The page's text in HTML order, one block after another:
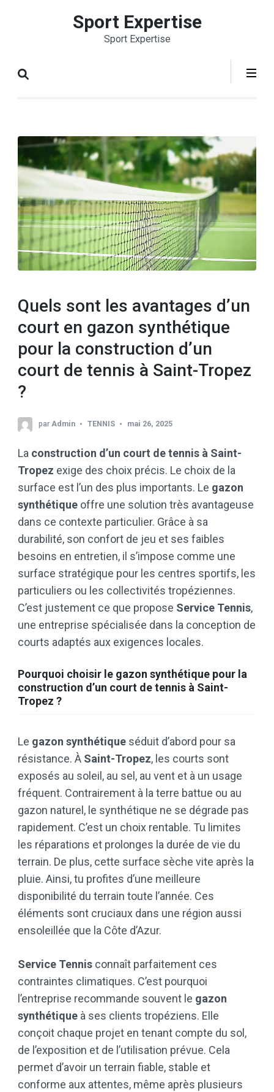
Entrée)
Sport Expertise
Sport Expertise
Quels sont les avantages d’un
court en gazon synthétique
pour la construction d’un
court de tennis à Saint-Tropez
?
parAdmin TENNIS mai 26, 2025
La construction d’un court de tennis à Saint-
Tropez exige des choix précis. Le choix de la
surface est l’un des plus importants. Le gazon
synthétique offre une solution très avantageuse
dans ce contexte particulier. Grâce à sa
durabilité, son confort de jeu et ses faibles
besoins en entretien, il s’impose comme une
surface stratégique pour les centres sportifs, les
particuliers ou les collectivités tropéziennes.
C’est justement ce que propose Service Tennis,
une entreprise spécialisée dans la conception de
courts adaptés aux exigences locales.
Pourquoi choisir le gazon synthétique pour la
construction d’un court de tennis à Saint-
Tropez ?
Le gazon synthétique séduit d’abord pour sa
résistance. À Saint-Tropez, les courts sont
exposés au soleil, au sel, au vent et à un usage
fréquent. Contrairement à la terre battue ou au
gazon naturel, le synthétique ne se dégrade pas
rapidement. C’est un choix rentable. Tu limites
les réparations et prolonges la durée de vie du
terrain. De plus, cette surface sèche vite après la
pluie. Ainsi, tu profites d’une meilleure
disponibilité du terrain toute l’année. Ces
éléments sont cruciaux dans une région aussi
ensoleillée que la Côte d’Azur.
Service Tennis connaît parfaitement ces
contraintes climatiques. C’est pourquoi
l’entreprise recommande souvent le gazon
synthétique à ses clients tropéziens. Elle
conçoit chaque projet en tenant compte du sol,
de l’exposition et de l’utilisation prévue. Cela
permet d’avoir un terrain fiable, stable et
conforme aux attentes, même après plusieurs